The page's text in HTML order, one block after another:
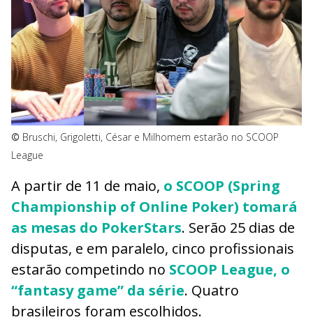
© Bruschi, Grigoletti, César e Milhomem estarão no SCOOP
League
A partir de 11 de maio, o SCOOP (Spring
Championship of Online Poker) tomará
as mesas do PokerStars. Serão 25 dias de
disputas, e em paralelo, cinco profissionais
estarão competindo no SCOOP League, o
“fantasy game” da série. Quatro
brasileiros foram escolhidos.